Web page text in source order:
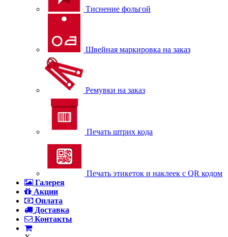
Тиснение фольгой
Швейная маркировка на заказ
Ремувки на заказ
Печать штрих кода
Печать этикеток и наклеек с QR кодом
Галерея
Акции
Оплата
Доставка
Контакты